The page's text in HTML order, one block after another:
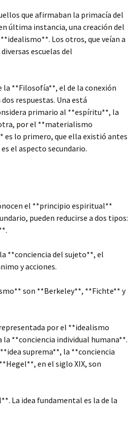
que afirmaban la primacía del
última instancia, una creación del
Los otros, que veían a
escuelas del
**Filosofía**, el de la conexión
respuestas. Una está
primario al **espíritu**, la
por el **materialismo
lo primero, que ella existió antes
el aspecto secundario.
el **principio espiritual**
pueden reducirse a dos tipos:
**conciencia del sujeto**, el
y acciones.
son **Berkeley**, **Fichte** y
por el **idealismo
la **conciencia individual humana**.
suprema**, la **conciencia
en el siglo XIX, son
La idea fundamental es la de la